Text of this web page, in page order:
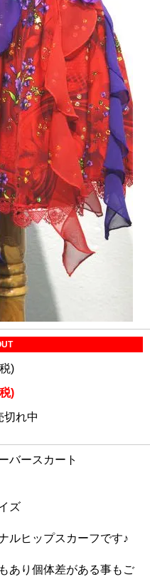
)
)
切れ中
バースカート
ズ
ルヒップスカーフです♪
あり個体差がある事もご